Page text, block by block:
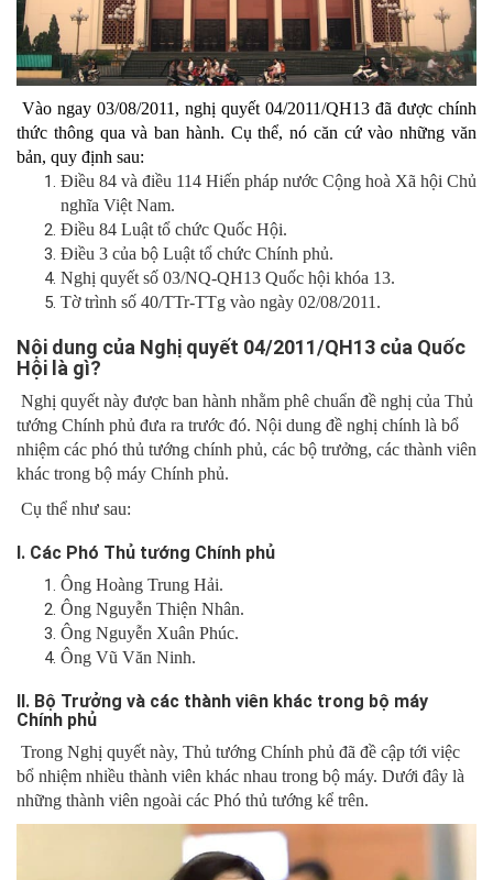
Vào ngay 03/08/2011, nghị quyết 04/2011/QH13 đã được chính
thức thông qua và ban hành. Cụ thể, nó căn cứ vào những văn
bản, quy định sau:
Điều 84 và điều 114 Hiến pháp nước Cộng hoà Xã hội Chủ
nghĩa Việt Nam.
Điều 84 Luật tổ chức Quốc Hội.
Điều 3 của bộ Luật tổ chức Chính phủ.
Nghị quyết số 03/NQ-QH13 Quốc hội khóa 13.
Tờ trình số 40/TTr-TTg vào ngày 02/08/2011.
Nội dung của Nghị quyết 04/2011/QH13 của Quốc
Hội là gì?
Nghị quyết này được ban hành nhằm phê chuẩn đề nghị của Thủ
tướng Chính phủ đưa ra trước đó. Nội dung đề nghị chính là bổ
nhiệm các phó thủ tướng chính phủ, các bộ trưởng, các thành viên
khác trong bộ máy Chính phủ.
Cụ thể như sau:
I. Các Phó Thủ tướng Chính phủ
Ông Hoàng Trung Hải.
Ông Nguyễn Thiện Nhân.
Ông Nguyễn Xuân Phúc.
Ông Vũ Văn Ninh.
II. Bộ Trưởng và các thành viên khác trong bộ máy
Chính phủ
Trong Nghị quyết này, Thủ tướng Chính phủ đã đề cập tới việc
bổ nhiệm nhiều thành viên khác nhau trong bộ máy. Dưới đây là
những thành viên ngoài các Phó thủ tướng kể trên.